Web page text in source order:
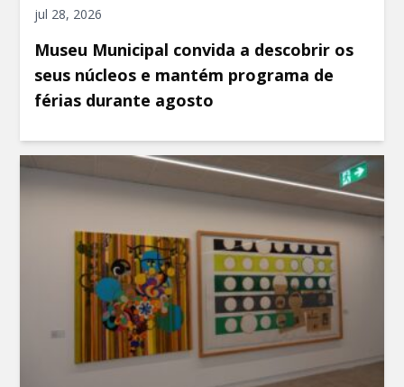
jul 28, 2026
Museu Municipal convida a descobrir os
seus núcleos e mantém programa de
férias durante agosto